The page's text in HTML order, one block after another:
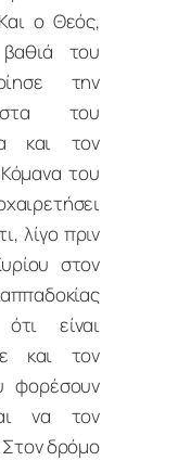
ο Θεός,
του
την
του
και τον
του
λίγο πριν
στον
είναι
και τον
φορέσουν
να τον
δρόμο